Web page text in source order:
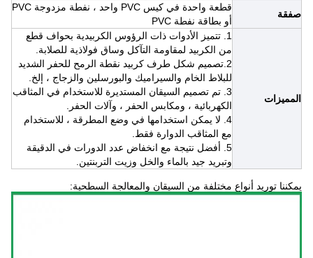
صفقة
قطعة واحدة في كيس PVC واحد ، نفطة مزدوجة PVC
أو بطاقة نفطة PVC
المميزات
1. تتميز الأدوات ذات الرؤوس الكربيدية بحواف قطع
من الكربيد لمقاومة التآكل وساق فولاذية للصلابة.
2.تصميم شكل طرف كربيد نقطة الرمح للحفر الشديد
للبلاط الخام والسيراميك والبورسلين والزجاج ، إلخ.
3. تم تصميم السيقان المستديرة للاستخدام في المثاقب
الكهربائية ، ومكابس الحفر ، وآلات الحفر.
4. لا يمكن استخدامها في وضع المطرقة ، للاستخدام
مع المثاقب الدوارة فقط.
5. أفضل نتيجة مع انخفاض عدد الدورات في الدقيقة
وتبريد جيد بالماء والخل وزيت التربنتين.
يمكننا توريد أنواع مختلفة من السيقان والمعالجة السطحية: